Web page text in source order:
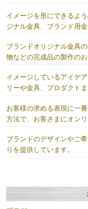
イメージを形にできるよ
ジナル金具、ブランド用
ブランドオリジナル金具
物などの完成品の製作のお
イメージしているアイデ
リーや金具、プロダクト
お客様の求める表現に一
方法で、お客さまにオン
ブランドのデザインやご
りを提供しています。